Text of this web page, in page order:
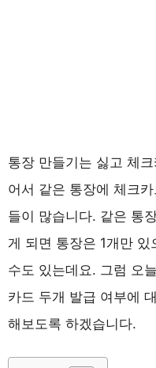
통장 만들기는 싫고 체
어서 같은 통장에 체크
들이 많습니다. 같은 통
게 되면 통장은 1개만
수도 있는데요. 그럼 오
카드 두개 발급 여부에
해보도록 하겠습니다.